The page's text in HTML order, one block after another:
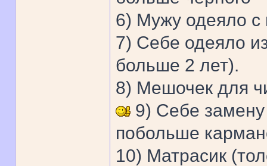
6) Мужу одеяло
7) Себе одеяло
больше 2 лет).
8) Мешочек для
9) Себе
побольше
10) Матрасик